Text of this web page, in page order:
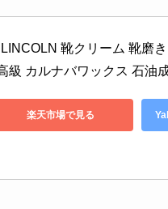
靴クリーム 靴磨
級 カルナバワックス 石油
楽天市場で見る